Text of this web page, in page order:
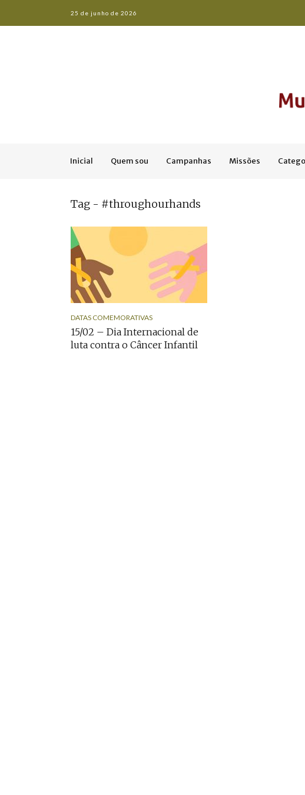
25 de junho de 2026
Inicial Quem sou Campanhas Missões
Tag - #throughourhands
DATAS COMEMORATIVAS
15/02 – Dia Internacional de
luta contra o Câncer Infantil